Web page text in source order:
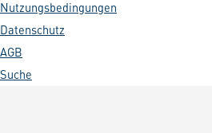
Nutzungsbedingungen
Datenschutz
AGB
Suche